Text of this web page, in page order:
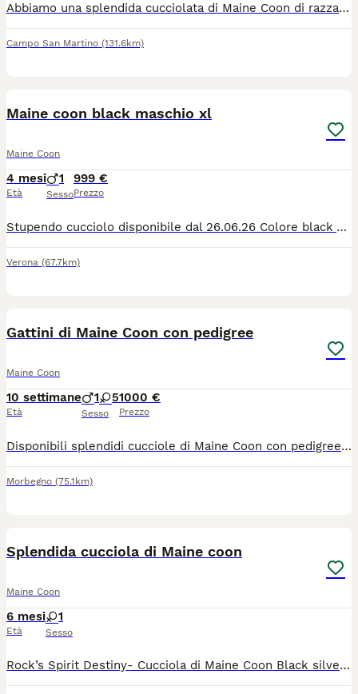
Abbiamo una splendida cucciolata di Maine Coon di razza, nati il 29 aprile 2026, pronti a trovare una famiglia amorevole per sempre. 3 femmine e 1 maschio disponibili -Elsa 💛 Star 💜 Fern 🩷 Toto 💚 Questi gattini stanno già mostrando il meraviglioso carattere tipico della razza Maine Coon: giocherelloni, affettuosi e dolci. Colorazioni disponibili: 😻 Blue Silver Tabby – mantello grigio argento dalle tonalità fredde con delicate marcature tabby più scure e sottopelo chiaro 😻 Blue Tabby – mantello grigio-blu con striature più scure e zone inferiori più chiare Ogni gattino presenta un disegno unico, splendide marcature sul muso e un folto mantello che crescerà nel classico aspetto del Maine Coon. Mamma – Misty 💖 Misty è la nostra splendida gatta di famiglia. È una bellissima Maine Coon Blue Tortie, con un mantello grigio fumé arricchito da delicate sfumature crema. Ha meravigliosi occhi dorati e un pelo folto e lussuoso. Possiede un carattere tranquillo e affettuoso ed è una mamma attenta e premurosa. Papà – Troy 💚 Troy è uno splendido Maine Coon Blue Silver Shaded, con un mantello folto e soffice e una corporatura forte e tipica della razza. Ha un carattere dolce, tranquillo e molto affettuoso. - Cresciuti in ambiente domestico insieme ad altri animali di famiglia - Ben socializzati e abituati al contatto quotidiano - Verranno affidati con microchip, trattamento antiparassitario, completamente svezzati e abituati alla lettiera 😻 Possibilità di vedere i gattini insieme alla mamma. Pronti per raggiungere la nuova famiglia dal 1° luglio 2026 I Maine Coon sono conosciuti per la loro grande taglia, intelligenza e personalità simile a quella dei cani, caratteristiche che li rendono compagni ideali per tutta la famiglia. Contattaci per maggiori informazioni, foto o per riservare il tuo gattino.
Campo San Martino (131.6km)
Maine coon black maschio xl
Maine Coon
4 mesi
Età
1
Sesso
999 €
Prezzo
Stupendo cucciolo disponibile dal 26.06.26 Colore black Vaccinato e sverminato Genitori visibili Pedigree Afef
Verona (67.7km)
Gattini di Maine Coon con pedigree
Maine Coon
10 settimane
Età
1 5
Sesso
1000 €
Prezzo
Disponibili splendidi cucciole di Maine Coon con pedigree nati presso il nostro allevamento amatoriale "piccola volpe" in AFeF I piccoli hanno attualmente 2 settimane di età, pertanto il colore definitivo è ancora in fase di sviluppo (black o blue). I cuccioli saranno ceduti al compimento dei 3 mesi di età, nel pieno rispetto della loro crescita e socializzazione. Quando i piccoli raggiungono le vostre famiglie saranno: o microchippati o sverminati o con doppia vaccinazione o accompagnati da documentazione sanitaria Entrambi i genitori sono regolarmente testati per le principali patologie genetiche della razza e vengono sottoposti periodicamente a ecocardiografia cardiaca di controllo. I cuccioli crescono in ambiente familiare con amore, attenzioni e cure quotidiane. Si richiede un contatto esclusivamente da persone realmente interessate e consapevoli dell'impegno che comporta l'accoglienza di un amico a 4 zampe. Saranno valutate con attenzione la futura famiglia che si occuperà di queste piccole pesti I piccoli saranno pronti per il 23/08/2026 ma per necessità possiamo tenere i vostri piccoli anche fino alla fine delle vostre vacanze Nelle foto ci sono anche i genitori dei piccoli La mamma é quella blue e il papà è quello black in foto Sono due bei gattoni Sono visibili tutti e due Per ulteriori informazioni, foto e aggiornamenti sulla crescita dei piccoli, contattatemi in privato.
Morbegno (75.1km)
Splendida cucciola di Maine coon
Maine Coon
6 mesi
Età
1
Sesso
Rock’s Spirit Destiny- Cucciola di Maine Coon Black silver tabby, dolce e coccolona. Nata il 29.01.2026, disponibile da subito. 💙 Father: ICH Tempio Felino Lupin 🩷 Mother: CH Beauty of Shaded Sakura Test genetici negativi. Sarà consegnata con sverminazione, ciclo completo di due vaccinazioni, pedigree Wcf e contratto di cessione da compagnia (obbligo di sterilizzazione). Allevamento amatoriale a Soave (VR)